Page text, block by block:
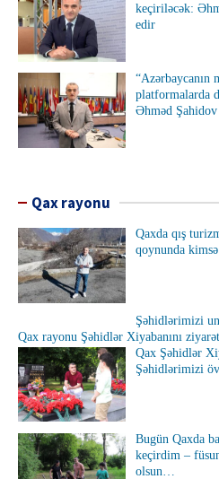
keçiriləcək:
edir
“Azərbaycanın
platformalarda
Əhməd
Qax rayonu
Qaxda qış
qoynunda
Şəhidlərimizi
Qax rayonu Şəhidlər Xiyabanını ziyarət
Qax Şəhidlər
Şəhidlərimizi
Bugün Qaxda
keçirdim –
olsun…